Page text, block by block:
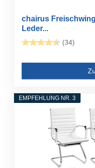
chairus
Leder...
(34)
EMPFEHLUNG NR. 3